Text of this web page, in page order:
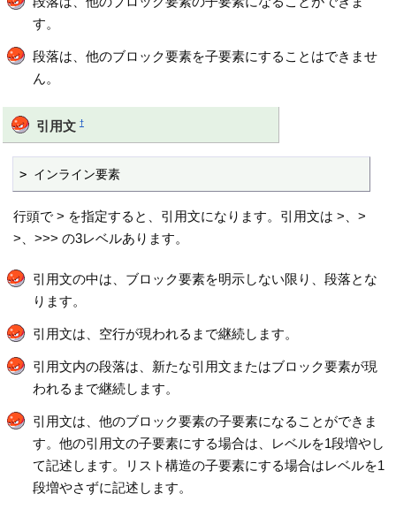
す。
段落は、他のブロック要素を子要素にすることはできませ
ん。
引用文 †
> インライン要素
行頭で > を指定すると、引用文になります。引用文は >、>
>、>>> の3レベルあります。
引用文の中は、ブロック要素を明示しない限り、段落とな
ります。
引用文は、空行が現われるまで継続します。
引用文内の段落は、新たな引用文またはブロック要素が現
われるまで継続します。
引用文は、他のブロック要素の子要素になることができま
す。他の引用文の子要素にする場合は、レベルを1段増やし
て記述します。リスト構造の子要素にする場合はレベルを1
段増やさずに記述します。